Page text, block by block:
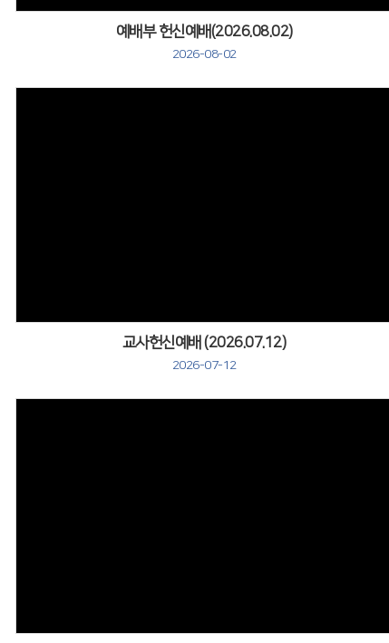
예배부 헌신예배(2026.08.02)
2026-08-02
교사헌신예배 (2026.07.12)
2026-07-12